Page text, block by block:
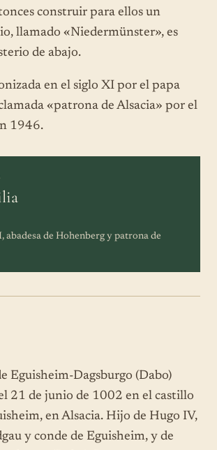
construir para ellos un
llamado «Niedermünster», es
de abajo.
en el siglo XI por el papa
«patrona de Alsacia» por el
1946.
abadesa de Hohenberg y patrona de
Eguisheim-Dagsburgo (Dabo)
21 de junio de 1002 en el castillo
en Alsacia. Hijo de Hugo IV,
y conde de Eguisheim, y de